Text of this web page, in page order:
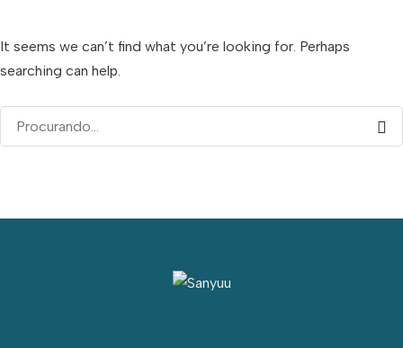
It seems we can’t find what you’re looking for. Perhaps
searching can help.